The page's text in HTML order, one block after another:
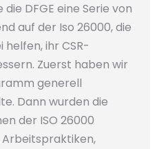
DFGE eine Serie von
auf der Iso 26000, die
ihr CSR-
Zuerst haben wir
generell
Dann wurden die
der ISO 26000